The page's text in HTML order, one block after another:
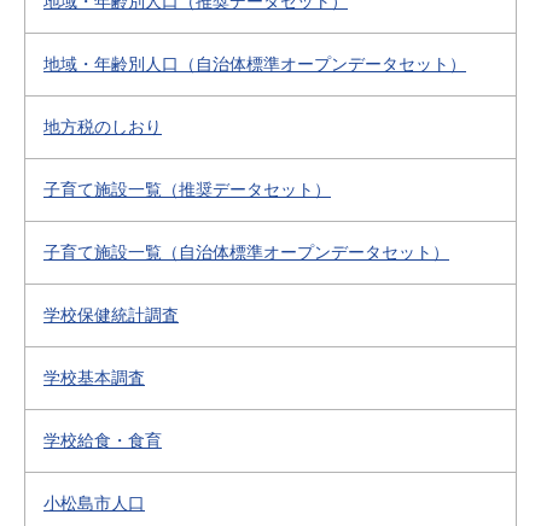
地域・年齢別人口（自治体標準オープンデータセット）
地方税のしおり
子育て施設一覧（推奨データセット）
子育て施設一覧（自治体標準オープンデータセット）
学校保健統計調査
学校基本調査
学校給食・食育
小松島市人口